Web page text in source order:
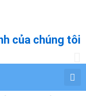
của chúng tôi